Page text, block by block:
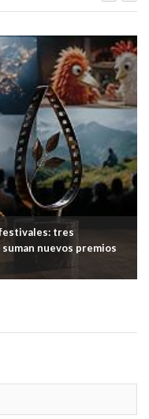
tres
nuevos premios